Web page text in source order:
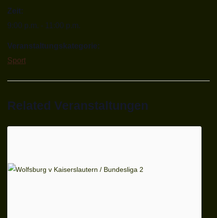
Zeit:
9:00 p.m. - 11:00 p.m.
Veranstaltungskategorie:
Sport
Related Veranstaltungen